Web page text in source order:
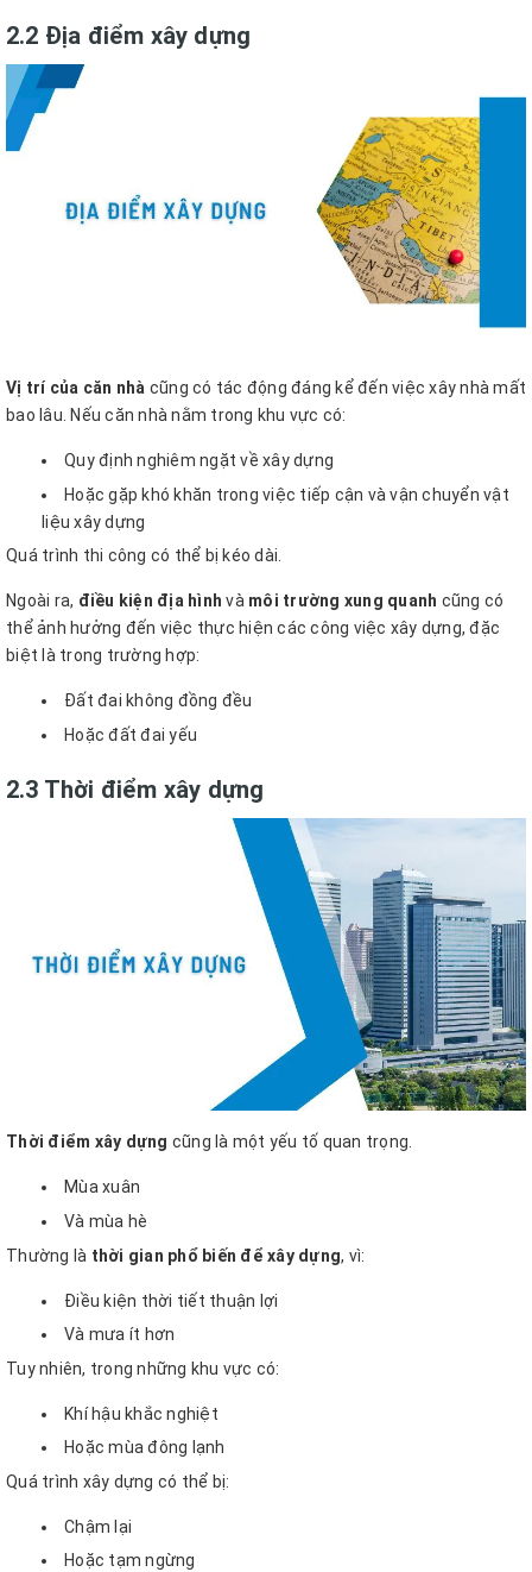
2.2 Địa điểm xây dựng
Vị trí của căn nhà cũng có tác động đáng kể đến việc xây nhà mất
bao lâu. Nếu căn nhà nằm trong khu vực có:
Quy định nghiêm ngặt về xây dựng
Hoặc gặp khó khăn trong việc tiếp cận và vận chuyển vật
liệu xây dựng
Quá trình thi công có thể bị kéo dài.
Ngoài ra, điều kiện địa hình và môi trường xung quanh cũng có
thể ảnh hưởng đến việc thực hiện các công việc xây dựng, đặc
biệt là trong trường hợp:
Đất đai không đồng đều
Hoặc đất đai yếu
2.3 Thời điểm xây dựng
Thời điểm xây dựng cũng là một yếu tố quan trọng.
Mùa xuân
Và mùa hè
Thường là thời gian phổ biến để xây dựng, vì:
Điều kiện thời tiết thuận lợi
Và mưa ít hơn
Tuy nhiên, trong những khu vực có:
Khí hậu khắc nghiệt
Hoặc mùa đông lạnh
Quá trình xây dựng có thể bị:
Chậm lại
Hoặc tạm ngừng